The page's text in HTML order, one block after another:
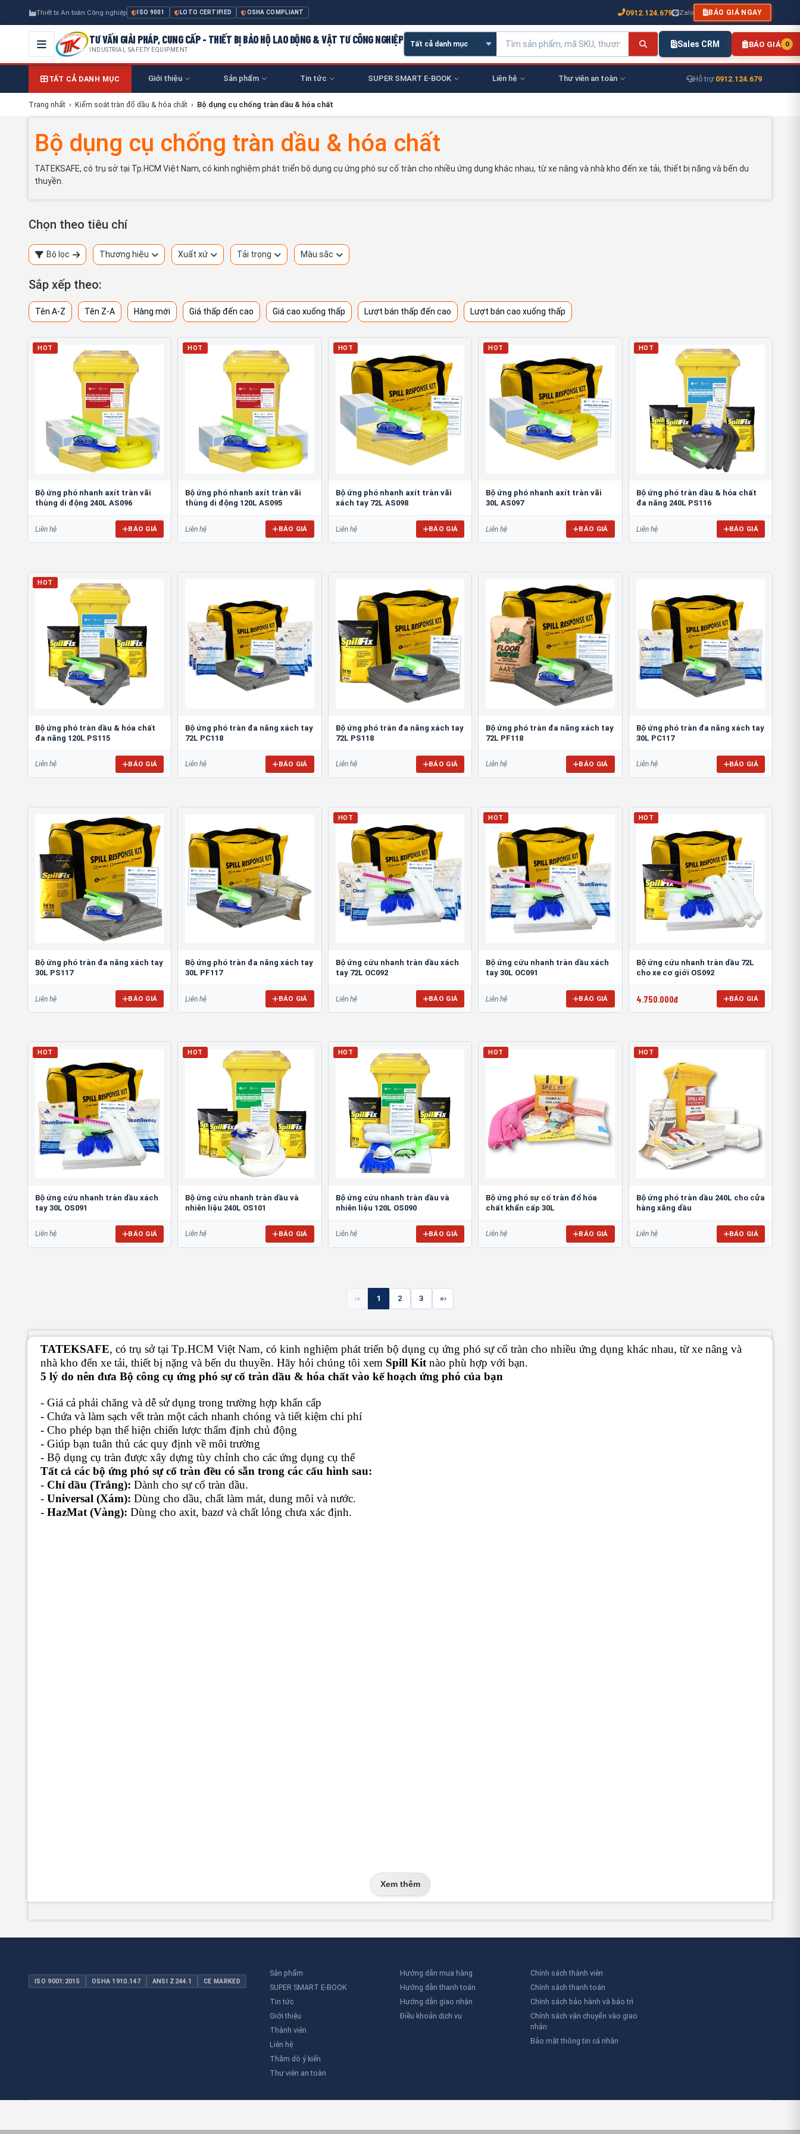
Thiết bị An toàn Công nghiệp ISO 9001 LOTO CERTIFIED OSHA COMPLIANT 0912.124.679 Zalo BÁO GIÁ NGAY
TƯ VẤN GIẢI PHÁP, CUNG CẤP - THIẾT BỊ BẢO HỘ LAO ĐỘNG & VẬT TƯ CÔNG NGHIỆP
INDUSTRIAL SAFETY EQUIPMENT
Sales CRM BÁO GIÁ 0
TẤT CẢ DANH MỤC Giới thiệu Sản phẩm Tin tức SUPER SMART E-BOOK Liên hệ Thư viên an toàn Hỗ trợ:0912.124.679
Trang nhất › Kiểm soát tràn đổ dầu & hóa chất › Bộ dụng cụ chống tràn dầu & hóa chất
Bộ dụng cụ chống tràn dầu & hóa chất
TATEKSAFE, có trụ sở tại Tp.HCM Việt Nam, có kinh nghiệm phát triển bộ dụng cụ ứng phó sự cố tràn cho nhiều ứng dụng khác nhau, từ xe nâng và nhà kho đến xe tải, thiết bị nặng và bến du
thuyền.
Chọn theo tiêu chí
Bộ lọc Thương hiệu Xuất xứ Tải trọng Màu sắc
Sắp xếp theo:
Tên A-Z Tên Z-A Hàng mới Giá thấp đến cao Giá cao xuống thấp Lượt bán thấp đến cao Lượt bán cao xuống thấp
HOT
Bộ ứng phó nhanh axít tràn vãi
thùng di động 240L AS096
Liên hệ BÁO GIÁ
HOT
Bộ ứng phó nhanh axít tràn vãi
thùng di động 120L AS095
Liên hệ BÁO GIÁ
HOT
Bộ ứng phó nhanh axít tràn vãi
xách tay 72L AS098
Liên hệ BÁO GIÁ
HOT
Bộ ứng phó nhanh axít tràn vãi
30L AS097
Liên hệ BÁO GIÁ
HOT
Bộ ứng phó tràn dầu & hóa chất
đa năng 240L PS116
Liên hệ BÁO GIÁ
HOT
Bộ ứng phó tràn dầu & hóa chất
đa năng 120L PS115
Liên hệ BÁO GIÁ
Bộ ứng phó tràn đa năng xách tay
72L PC118
Liên hệ BÁO GIÁ
Bộ ứng phó tràn đa năng xách tay
72L PS118
Liên hệ BÁO GIÁ
Bộ ứng phó tràn đa năng xách tay
72L PF118
Liên hệ BÁO GIÁ
Bộ ứng phó tràn đa năng xách tay
30L PC117
Liên hệ BÁO GIÁ
Bộ ứng phó tràn đa năng xách tay
30L PS117
Liên hệ BÁO GIÁ
Bộ ứng phó tràn đa năng xách tay
30L PF117
Liên hệ BÁO GIÁ
HOT
Bộ ứng cứu nhanh tràn dầu xách
tay 72L OC092
Liên hệ BÁO GIÁ
HOT
Bộ ứng cứu nhanh tràn dầu xách
tay 30L OC091
Liên hệ BÁO GIÁ
HOT
Bộ ứng cứu nhanh tràn dầu 72L
cho xe cơ giới OS092
4.750.000đ BÁO GIÁ
HOT
Bộ ứng cứu nhanh tràn dầu xách
tay 30L OS091
Liên hệ BÁO GIÁ
HOT
Bộ ứng cứu nhanh tràn dầu và
nhiên liệu 240L OS101
Liên hệ BÁO GIÁ
HOT
Bộ ứng cứu nhanh tràn dầu và
nhiên liệu 120L OS090
Liên hệ BÁO GIÁ
HOT
Bộ ứng phó sự cố tràn đổ hóa
chất khẩn cấp 30L
Liên hệ BÁO GIÁ
HOT
Bộ ứng phó tràn dầu 240L cho cửa
hàng xăng dầu
Liên hệ BÁO GIÁ
« 1 2 3 »
TATEKSAFE, có trụ sở tại Tp.HCM Việt Nam, có kinh nghiệm phát triển bộ dụng cụ ứng phó sự cố tràn cho nhiều ứng dụng khác nhau, từ xe nâng và
nhà kho đến xe tải, thiết bị nặng và bến du thuyền. Hãy hỏi chúng tôi xem Spill Kit nào phù hợp với bạn.
5 lý do nên đưa Bộ công cụ ứng phó sự cố tràn dầu & hóa chất vào kế hoạch ứng phó của bạn
- Giá cả phải chăng và dễ sử dụng trong trường hợp khẩn cấp
- Chứa và làm sạch vết tràn một cách nhanh chóng và tiết kiệm chi phí
- Cho phép bạn thể hiện chiến lược thẩm định chủ động
- Giúp bạn tuân thủ các quy định về môi trường
- Bộ dụng cụ tràn được xây dựng tùy chỉnh cho các ứng dụng cụ thể
Tất cả các bộ ứng phó sự cố tràn đều có sẵn trong các cấu hình sau:
- Chỉ dầu (Trắng): Dành cho sự cố tràn dầu.
- Universal (Xám): Dùng cho dầu, chất làm mát, dung môi và nước.
- HazMat (Vàng): Dùng cho axit, bazơ và chất lỏng chưa xác định.
Xem thêm
ISO 9001:2015 OSHA 1910.147 ANSI Z244.1 CE MARKED
Sản phẩm
SUPER SMART E-BOOK
Tin tức
Giới thiệu
Thành viên
Liên hệ
Thăm dò ý kiến
Thư viên an toàn
Hướng dẫn mua hàng
Hướng dẫn thanh toán
Hướng dẫn giao nhận
Điều khoản dịch vụ
Chính sách thành viên
Chính sách thanh toán
Chính sách bảo hành và bảo trì
Chính sách vận chuyển vào giao
nhận
Bảo mật thông tin cá nhân